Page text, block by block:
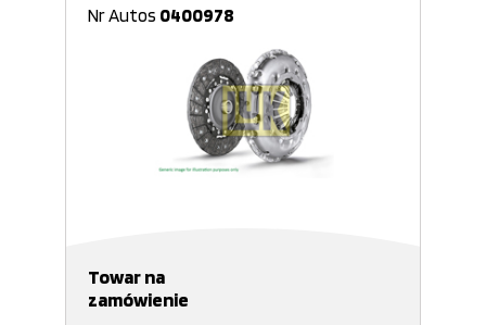
Nr Autos 0400978
Towar na
zamówienie